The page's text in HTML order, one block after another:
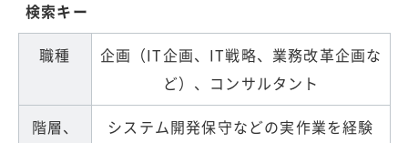
検索キー
職種
企画（IT企画、IT戦略、業務改革企画な
ど）、コンサルタント
階層、
システム開発保守などの実作業を経験